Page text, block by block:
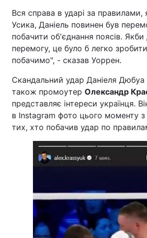
Вся справа в ударі за правилами,
Усика, Даніель повинен був
побачити об'єднання поясів. Якби
перемогу, це було б легко
побачимо", - сказав Уоррен.
Скандальний удар Даніеля
також промоутер Олександр
представляє інтереси українця.
в Instagram фото цього моменту
тих, хто побачив удар по